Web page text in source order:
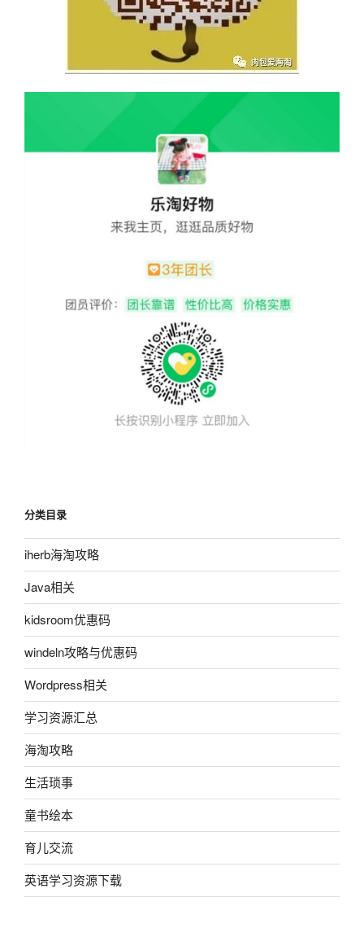
分类目录
iherb海淘攻略
Java相关
kidsroom优惠码
windeln攻略与优惠码
Wordpress相关
学习资源汇总
海淘攻略
生活琐事
童书绘本
育儿交流
英语学习资源下载